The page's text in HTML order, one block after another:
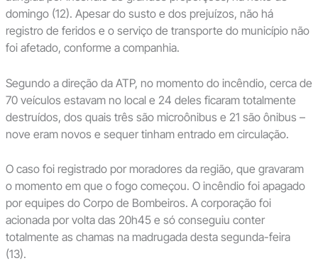
domingo (12). Apesar do susto e dos prejuízos, não há
registro de feridos e o serviço de transporte do município não
foi afetado, conforme a companhia.
Segundo a direção da ATP, no momento do incêndio, cerca de
70 veículos estavam no local e 24 deles ficaram totalmente
destruídos, dos quais três são microônibus e 21 são ônibus –
nove eram novos e sequer tinham entrado em circulação.
O caso foi registrado por moradores da região, que gravaram
o momento em que o fogo começou. O incêndio foi apagado
por equipes do Corpo de Bombeiros. A corporação foi
acionada por volta das 20h45 e só conseguiu conter
totalmente as chamas na madrugada desta segunda-feira
(13).